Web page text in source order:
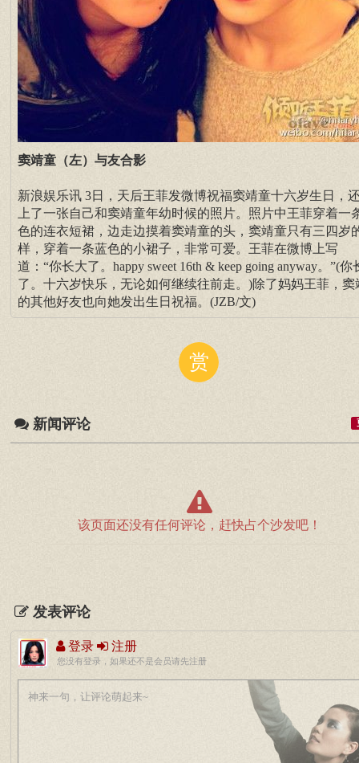
窦靖童（左）与友合影
新浪娱乐讯 3日，天后王菲发微博祝福窦靖童十六岁生日，
上了一张自己和窦靖童年幼时候的照片。照片中王菲穿着一
色的连衣短裙，边走边摸着窦靖童的头，窦靖童只有三四岁
样，穿着一条蓝色的小裙子，非常可爱。王菲在微博上写
道：“你长大了。happy sweet 16th & keep going anyway。”(你
了。十六岁快乐，无论如何继续往前走。)除了妈妈王菲，窦
的其他好友也向她发出生日祝福。(JZB/文)
赏
新闻评论
该页面还没有任何评论，赶快占个沙发吧！
发表评论
登录 注册
您没有登录，如果还不是会员请先注册